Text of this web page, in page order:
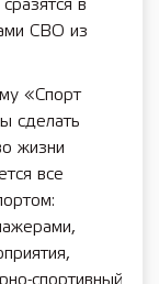
в
СВО из
«Спорт
сделать
жизни
все
спортивный